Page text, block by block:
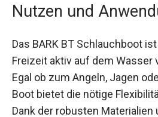
Nutzen und
Das BARK BT Schlauchboot
ihre Freizeit aktiv auf dem
möchten. Egal ob zum
Tauchen – dieses Boot bietet
Flexibilität und Robustheit.